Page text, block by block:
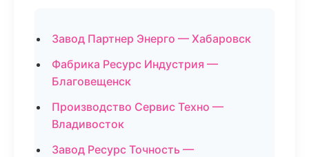
Завод Партнер Энерго — Хабаровск
Фабрика Ресурс Индустрия —
Благовещенск
Производство Сервис Техно —
Владивосток
Завод Ресурс Точность —